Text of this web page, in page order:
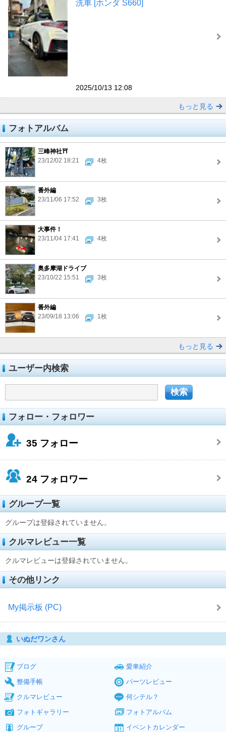
洗車 [ホンダ S660]
2025/10/13 12:08
もっと見る
フォトアルバム
三峰神社⛩️
23/12/02 18:21
4枚
番外編
23/11/06 17:52
3枚
大事件！
23/11/04 17:41
4枚
奥多摩湖ドライブ
23/10/22 15:51
3枚
番外編
23/09/18 13:06
1枚
もっと見る
ユーザー内検索
フォロー・フォロワー
35 フォロー
24 フォロワー
グループ一覧
グループは登録されていません。
クルマレビュー一覧
クルマレビューは登録されていません。
その他リンク
My掲示板 (PC)
いぬだワンさん
ブログ
愛車紹介
整備手帳
パーツレビュー
クルマレビュー
何シテル？
フォトギャラリー
フォトアルバム
グループ
イベントカレンダー